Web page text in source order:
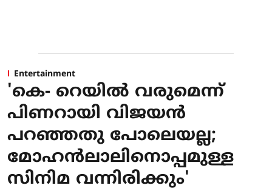
Entertainment
'കെ- റെയിൽ വരുമെന്ന്
പിണറായി വിജയൻ
പറഞ്ഞതു പോലെയല്ല;
മോഹൻലാലിനൊപ്പമുള്ള
സിനിമ വന്നിരിക്കും'